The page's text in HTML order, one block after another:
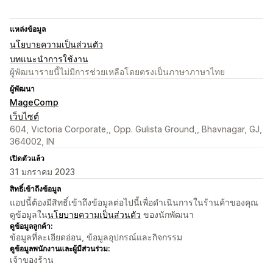
แหล่งข้อมูล
นโยบายความเป็นส่วนตัว
บทแนะนำการใช้งาน
ผู้พัฒนารายนี้ไม่มีการช่วยเหลือโดยตรงเป็นภาษาภาษาไทย
ผู้พัฒนา
MageComp
เว็บไซต์
604, Victoria Corporate,, Opp. Gulista Ground,, Bhavnagar, GJ,
364002, IN
เปิดตัวแล้ว
31 มกราคม 2023
สิทธิ์เข้าถึงข้อมูล
แอปนี้ต้องมีสิทธิ์เข้าถึงข้อมูลต่อไปนี้เพื่อดำเนินการในร้านค้าของคุณ
ดูข้อมูลในนโยบายความเป็นส่วนตัว ของนักพัฒนา
ดูข้อมูลลูกค้า:
ข้อมูลที่ละเอียดอ่อน, ข้อมูลอุปกรณ์และกิจกรรม
ดูข้อมูลพนักงานและผู้มีส่วนร่วม:
เจ้าของร้าน